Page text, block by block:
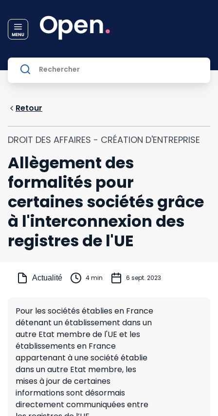
Retour
DROIT DES AFFAIRES - CRÉATION D'ENTREPRISE
Allègement des
formalités pour
certaines sociétés grâce
à l'interconnexion des
registres de l'UE
Actualité 4 min 6 sept. 2023
Pour les sociétés établies en France
détenant un établissement dans un
autre Etat membre de l'UE et les
établissements en France
appartenant à une société établie
dans un autre Etat membre, les
mises à jour de certaines
informations sont désormais
directement communiquées entre